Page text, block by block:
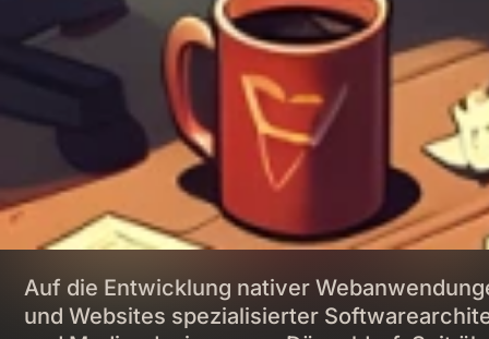
Auf die Entwicklung nativer
und Websites spezialisierter